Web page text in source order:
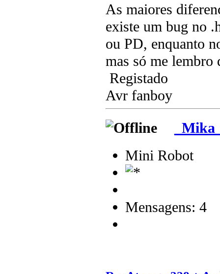
As maiores
existe um bug no
ou PD, enquanto
mas só me lembro
Registado
Avr fanboy
Mini Robot
Mensagens: 4